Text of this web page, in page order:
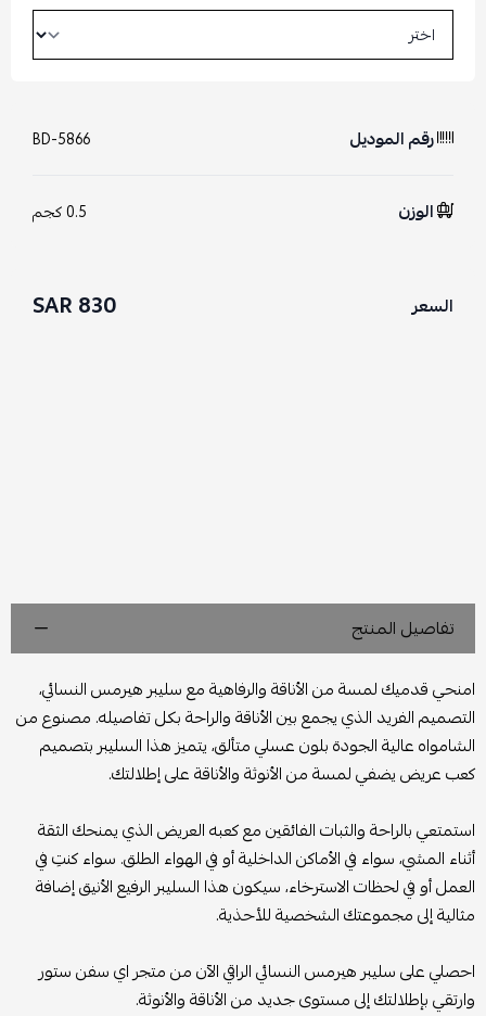
رقم الموديل BD-5866
الوزن 0.5 كجم
السعر 830 SAR
تفاصيل المنتج
امنحي قدميك لمسة من الأناقة والرفاهية مع سليبر هيرمس النسائي،
التصميم الفريد الذي يجمع بين الأناقة والراحة بكل تفاصيله. مصنوع من
الشامواه عالية الجودة بلون عسلي متألق، يتميز هذا السليبر بتصميم
كعب عريض يضفي لمسة من الأنوثة والأناقة على إطلالتك.
استمتعي بالراحة والثبات الفائقين مع كعبه العريض الذي يمنحك الثقة
أثناء المشي، سواء في الأماكن الداخلية أو في الهواء الطلق. سواء كنتِ في
العمل أو في لحظات الاسترخاء، سيكون هذا السليبر الرفيع الأنيق إضافة
مثالية إلى مجموعتك الشخصية للأحذية.
احصلي على سليبر هيرمس النسائي الراقي الآن من متجر اي سفن ستور
وارتقي بإطلالتك إلى مستوى جديد من الأناقة والأنوثة.